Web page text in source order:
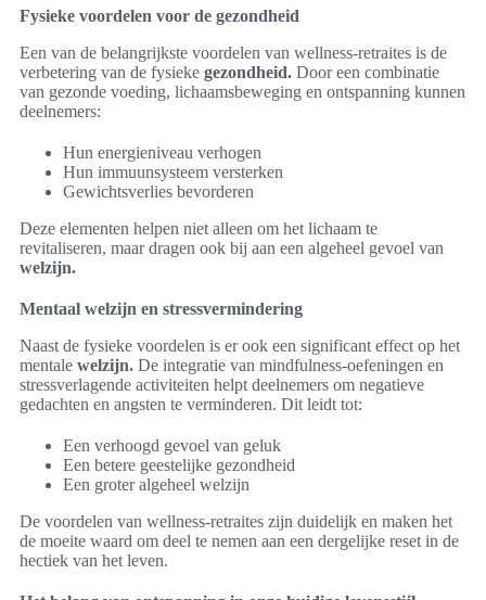
Fysieke voordelen voor de gezondheid
Een van de belangrijkste voordelen van wellness-retraites is de
verbetering van de fysieke gezondheid. Door een combinatie
van gezonde voeding, lichaamsbeweging en ontspanning kunnen
deelnemers:
Hun energieniveau verhogen
Hun immuunsysteem versterken
Gewichtsverlies bevorderen
Deze elementen helpen niet alleen om het lichaam te
revitaliseren, maar dragen ook bij aan een algeheel gevoel van
welzijn.
Mentaal welzijn en stressvermindering
Naast de fysieke voordelen is er ook een significant effect op het
mentale welzijn. De integratie van mindfulness-oefeningen en
stressverlagende activiteiten helpt deelnemers om negatieve
gedachten en angsten te verminderen. Dit leidt tot:
Een verhoogd gevoel van geluk
Een betere geestelijke gezondheid
Een groter algeheel welzijn
De voordelen van wellness-retraites zijn duidelijk en maken het
de moeite waard om deel te nemen aan een dergelijke reset in de
hectiek van het leven.